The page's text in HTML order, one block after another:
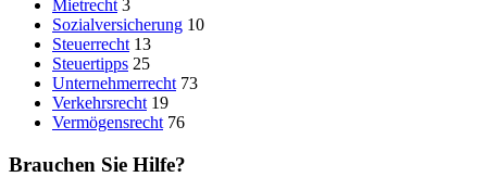
Mietrecht 3
Sozialversicherung 10
Steuerrecht 13
Steuertipps 25
Unternehmerrecht 73
Verkehrsrecht 19
Vermögensrecht 76
Brauchen Sie Hilfe?